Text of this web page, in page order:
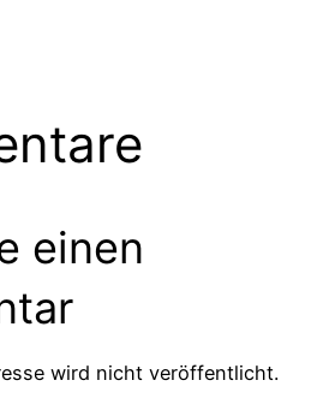
einen
wird nicht veröffentlicht.